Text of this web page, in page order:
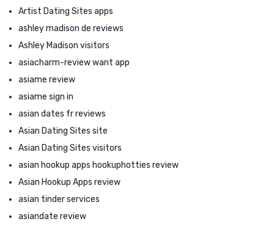
Artist Dating Sites apps
ashley madison de reviews
Ashley Madison visitors
asiacharm-review want app
asiame review
asiame sign in
asian dates fr reviews
Asian Dating Sites site
Asian Dating Sites visitors
asian hookup apps hookuphotties review
Asian Hookup Apps review
asian tinder services
asiandate review